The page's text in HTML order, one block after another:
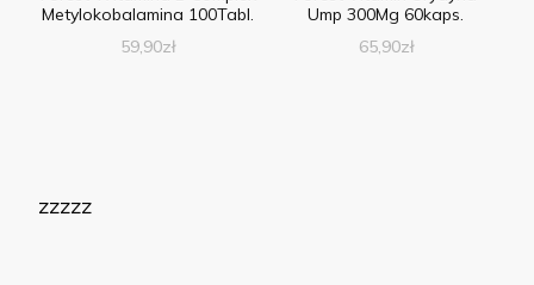
Metylokobalamina 100Tabl.
59,90zł
Ump 300Mg 60kaps.
65,90zł
zzzzz